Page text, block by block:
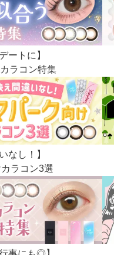
ートに】
ラコン特集
なし！】
ラコン3選